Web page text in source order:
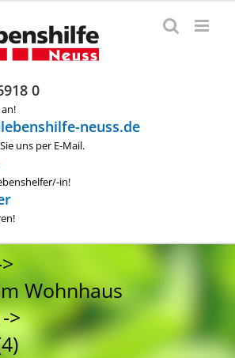
0
neuss.de
uns per E-Mail.
in!
Wohnhaus